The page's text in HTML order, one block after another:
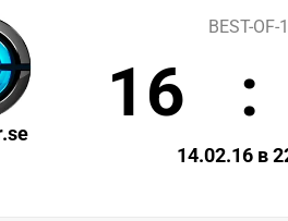
BEST-OF-1
16 :
14.02.16 в